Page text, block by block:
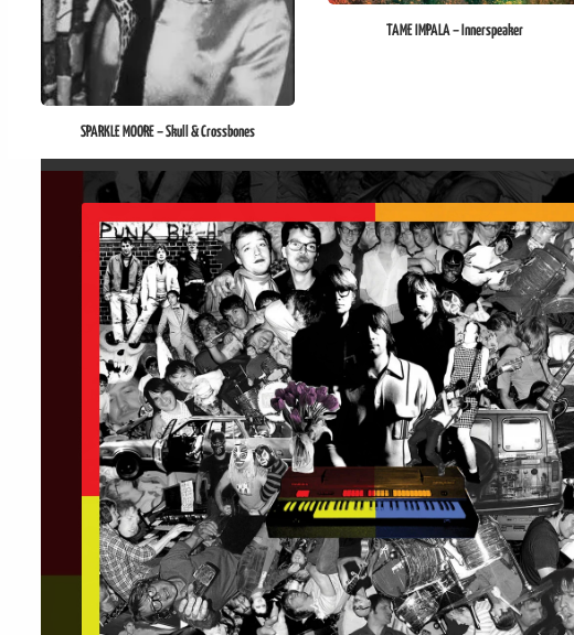
SPARKLE MOORE – Skull & Crossbones
TAME IMPALA – Innerspeaker